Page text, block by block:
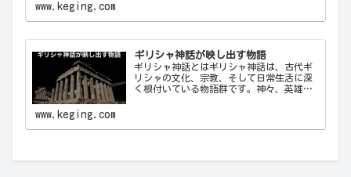
おいて重要な役…
www.keging.com
ギリシャ神話が映し出す物語
ギリシャ神話とはギリシャ神話は、古代ギ
リシャの文化、宗教、そして日常生活に深
く根付いている物語群です。神々、英雄、
哲学に多大な…
www.keging.com